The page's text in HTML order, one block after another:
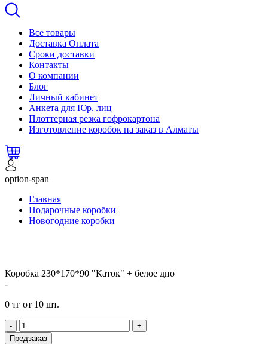
Все товары
Доставка Оплата
Сроки доставки
Контакты
О компании
Блог
Личный кабинет
Анкета для Юр. лиц
Плоттерная резка гофрокартона
Изготовление коробок на заказ в Алматы
option-span
Главная
Подарочные коробки
Новогодние коробки
Коробка 230*170*90 "Каток" + белое дно
-
0 тг от 10 шт.
-
+
Предзаказ